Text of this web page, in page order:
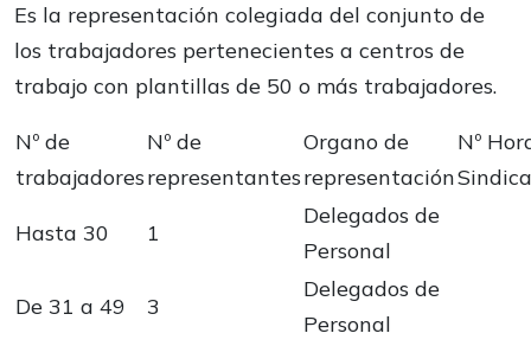
Es la representación colegiada del conjunto de
los trabajadores pertenecientes a centros de
trabajo con plantillas de 50 o más trabajadores.
Nº de
trabajadores
Nº de
representantes
Organo de
representación
Nº
Hasta 30 1
Delegados de
Personal
De 31 a 49 3
Delegados de
Personal